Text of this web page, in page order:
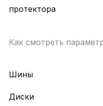
протектора
Как смотреть
Шины
Диски